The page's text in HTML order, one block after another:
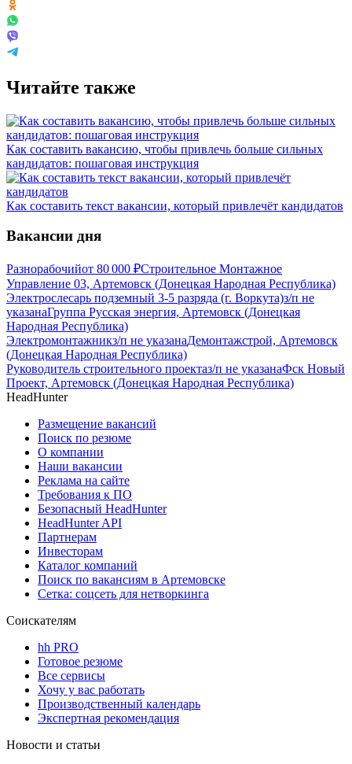
Читайте также
Как составить вакансию, чтобы привлечь больше сильных
кандидатов: пошаговая инструкция
Как составить текст вакансии, который привлечёт кандидатов
Вакансии дня
Разнорабочийот 80 000 ₽Строительное Монтажное
Управление 03, Артемовск (Донецкая Народная Республика)
Электрослесарь подземный 3-5 разряда (г. Воркута)з/п не
указанаГруппа Русская энергия, Артемовск (Донецкая
Народная Республика)
Электромонтажникз/п не указанаДемонтажстрой, Артемовск
(Донецкая Народная Республика)
Руководитель строительного проектаз/п не указанаФск Новый
Проект, Артемовск (Донецкая Народная Республика)
HeadHunter
Размещение вакансий
Поиск по резюме
О компании
Наши вакансии
Реклама на сайте
Требования к ПО
Безопасный HeadHunter
HeadHunter API
Партнерам
Инвесторам
Каталог компаний
Поиск по вакансиям в Артемовске
Сетка: соцсеть для нетворкинга
Соискателям
hh PRO
Готовое резюме
Все сервисы
Хочу у вас работать
Производственный календарь
Экспертная рекомендация
Новости и статьи